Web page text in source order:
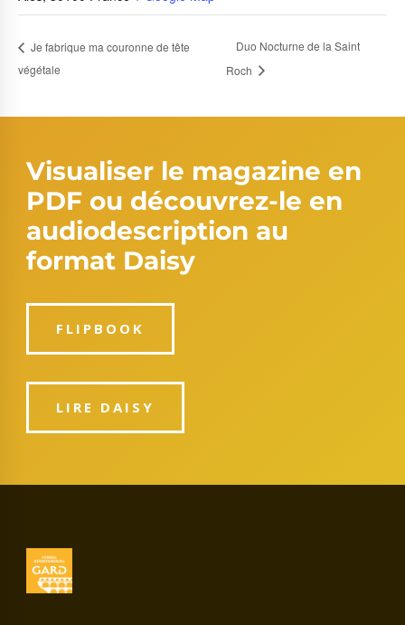
Je fabrique ma couronne de tête
végétale
Duo Nocturne de la Saint
Roch
Visualiser le magazine en
PDF ou découvrez-le en
audiodescription au
format Daisy
FLIPBOOK
LIRE DAISY